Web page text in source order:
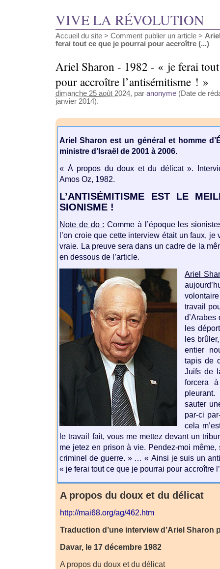
VIVE LA RÉVOLUTION
Accueil du site > Comment publier un article >
ferai tout ce que je pourrai pour accroître (...)
Ariel Sharon - 1982 - « je ferai
pour accroître l’antisémitisme ! »
dimanche 25 août 2024, par anonyme (Date de
janvier 2014).
Ariel Sharon est un général et homme
ministre d’Israël de 2001 à 2006.
« À propos du doux et du délicat ».
Amos Oz, 1982.
L’ANTISÉMITISME EST LE
SIONISME !
Note de do : Comme à l’époque les
l’on croie que cette interview était un faux, je
vraie. La preuve sera dans un cadre de la
en dessous de l’article.
Ariel
travail
d’Arabes
les
les
entier
tapis de
Juifs de
forcera
sauter
par-ci
cela
le travail fait, vous me mettez devant un
me jetez en prison à vie. Pendez-moi
criminel de guerre. » … « Ainsi je suis un
« je ferai tout ce que je pourrai pour accroître
A propos du doux et du délicat
http://mai68.org/ag/462.htm
Traduction d’une interview d’Ariel Sharon
Davar, le 17 décembre 1982
A propos du doux et du délicat